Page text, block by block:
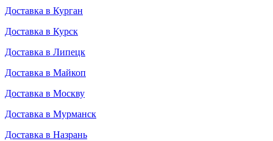
Доставка в Курган
Доставка в Курск
Доставка в Липецк
Доставка в Майкоп
Доставка в Москву
Доставка в Мурманск
Доставка в Назрань